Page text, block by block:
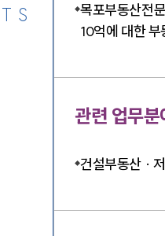
목포부동산전
10억에 대한
관련 업무분
건설부동산 ·